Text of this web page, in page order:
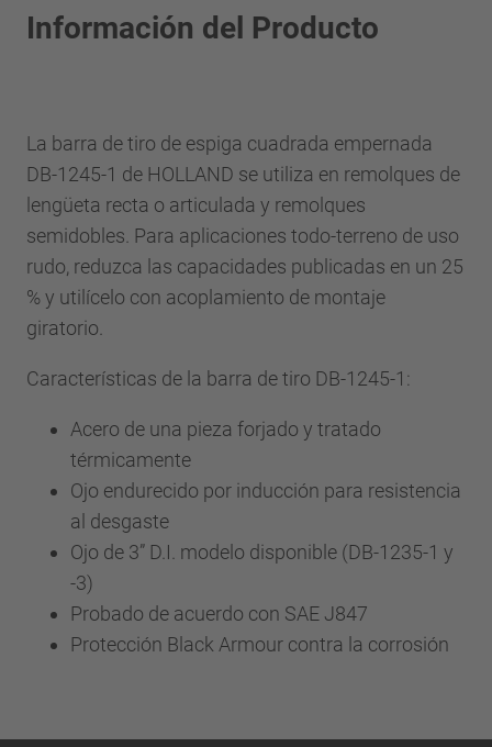
Información del Producto
La barra de tiro de espiga cuadrada empernada
DB-1245-1 de HOLLAND se utiliza en remolques de
lengüeta recta o articulada y remolques
semidobles. Para aplicaciones todo-terreno de uso
rudo, reduzca las capacidades publicadas en un 25
% y utilícelo con acoplamiento de montaje
giratorio.
Características de la barra de tiro DB-1245-1:
Acero de una pieza forjado y tratado
térmicamente
Ojo endurecido por inducción para resistencia
al desgaste
Ojo de 3” D.I. modelo disponible (DB-1235-1 y
-3)
Probado de acuerdo con SAE J847
Protección Black Armour contra la corrosión